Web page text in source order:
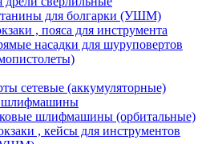
для болгарки (УШМ)
, пояса для инструмента
насадки для шуруповертов
сетевые (аккумуляторные)
шлифмашины (орбитальные)
, кейсы для инструментов